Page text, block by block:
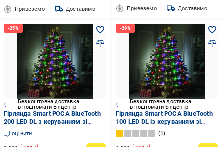
Привеземо Доставимо Привеземо Доставимо
Безкоштовна доставка
в поштомати Епіцентр
Гірлянда Smart РОСА BlueTooth
200 LED DL з керуванням зі
смартфона на USB 20 м
Різнокольоровий (SZ-19072-88)
оцінити
Безкоштовна доставка
в поштомати Епіцентр
Гірлянда Smart РОСА BlueTooth
100 LED DL із керуванням зі
смартфона на USB 10 м
Різнокольоровий (SZ-19071-88)
1